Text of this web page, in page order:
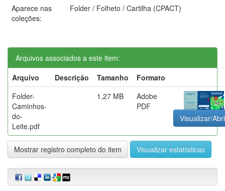
Aparece nas
coleções:
Folder / Folheto / Cartilha (CPACT)
Arquivos associados a este item:
Arquivo
Descrição Tamanho
Formato
Folder-
Caminhos-
do-
Leite.pdf
1,27 MB
Adobe
PDF
Visualizar/
Mostrar registro completo do item Visualizar estatísticas